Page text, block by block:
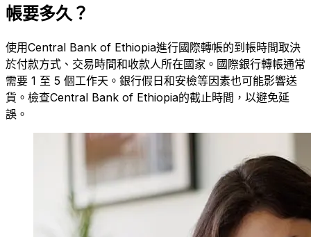
帳要多久？
使用Central Bank of Ethiopia進行國際轉帳的到帳時間取決
於付款方式、交易時間和收款人所在國家。國際銀行轉帳通常
需要 1 至 5 個工作天。銀行假日和安檢等因素也可能影響送
貨。檢查Central Bank of Ethiopia的截止時間，以避免延
誤。